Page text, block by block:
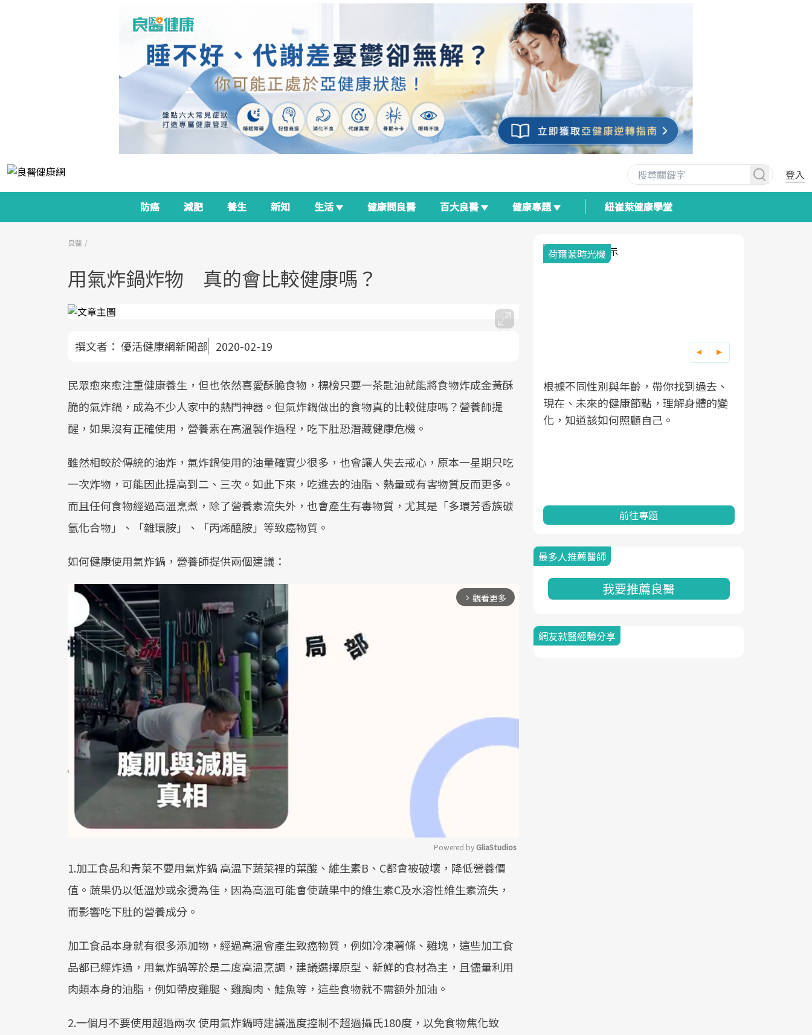
登入
防癌 減肥 養生 新知 生活 健康問良醫 百大良醫 健康專題 紐崔萊健康學堂
良醫
用氣炸鍋炸物 真的會比較健康嗎？
撰文者： 優活健康網新聞部 2020-02-19
民眾愈來愈注重健康養生，但也依然喜愛酥脆食物，標榜只要一茶匙油就能將食物炸成金黃酥
脆的氣炸鍋，成為不少人家中的熱門神器。但氣炸鍋做出的食物真的比較健康嗎？營養師提
醒，如果沒有正確使用，營養素在高溫製作過程，吃下肚恐潛藏健康危機。
雖然相較於傳統的油炸，氣炸鍋使用的油量確實少很多，也會讓人失去戒心，原本一星期只吃
一次炸物，可能因此提高到二、三次。如此下來，吃進去的油脂、熱量或有害物質反而更多。
而且任何食物經過高溫烹煮，除了營養素流失外，也會產生有毒物質，尤其是「多環芳香族碳
氫化合物」、「雜環胺」、「丙烯醯胺」等致癌物質。
如何健康使用氣炸鍋，營養師提供兩個建議：
arrow_forward_ios 觀看更多
Mute
Powered by GliaStudios
1.加工食品和青菜不要用氣炸鍋 高溫下蔬菜裡的葉酸、維生素B、C都會被破壞，降低營養價
值。蔬果仍以低溫炒或汆燙為佳，因為高溫可能會使蔬果中的維生素C及水溶性維生素流失，
而影響吃下肚的營養成分。
加工食品本身就有很多添加物，經過高溫會產生致癌物質，例如冷凍薯條、雞塊，這些加工食
品都已經炸過，用氣炸鍋等於是二度高溫烹調，建議選擇原型、新鮮的食材為主，且儘量利用
肉類本身的油脂，例如帶皮雞腿、雞胸肉、鮭魚等，這些食物就不需額外加油。
2.一個月不要使用超過兩次 使用氣炸鍋時建議溫度控制不超過攝氏180度，以免食物焦化致
面對超高齡社會的浪潮，台灣正在快速
邁向「健康照護」的新時代。隨著國家
政策如「健康台灣推動委員會」與「長
照3.0」的推進，「預防醫學」已成全民
關注的核心議題。然而，健檢不只是醫
療院所的服務，更是民眾了解自身健康
狀況、啟動健康管理的重要起點。
前往專題
2025年，就到良醫生活祭體驗「一站式
健康新生活」，從講座、體驗到運動，
全面啟動你的健康革命！
前往專題
良醫健康網從「換季的身體變化」出
發，透過醫學觀點與日常感受的對話，
建立對亞健康的認知，進而引導實際的
改善行動。
前往專題
荷爾蒙時光機
根據不同性別與年齡，帶你找到過去、
現在、未來的健康節點，理解身體的變
化，知道該如何照顧自己。
前往專題
最多人推薦醫師
我要推薦良醫
網友就醫經驗分享